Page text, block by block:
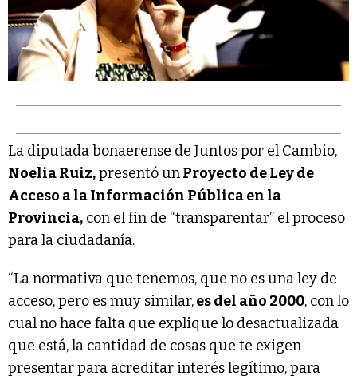
La diputada bonaerense de Juntos por el Cambio,
Noelia Ruiz,presentó unProyecto de Ley de
Acceso a la Información Pública en la
Provincia, con el fin de “transparentar” el proceso
para la ciudadanía.
“La normativa que tenemos, que no es una ley de
acceso, pero es muy similar,es del año 2000, con lo
cual no hace falta que explique lo desactualizada
que está, la cantidad de cosas que te exigen
presentar para acreditar interés legítimo, para